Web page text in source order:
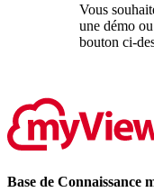
Vous
une démo
bouton ci-
Base de Connaissance